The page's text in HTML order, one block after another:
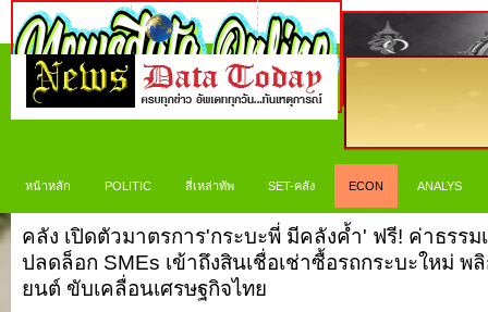
หน้าหลัก POLITIC สี่เหล่าทัพ SET-คลัง ECON ANALYS
คลัง เปิดตัวมาตรการ'กระบะพี่ มีคลังค้ำ' ฟรี! ค่าธรร
ปลดล็อก SMEs เข้าถึงสินเชื่อเช่าซื้อรถกระบะใหม่
ยนต์ ขับเคลื่อนเศรษฐกิจไทย